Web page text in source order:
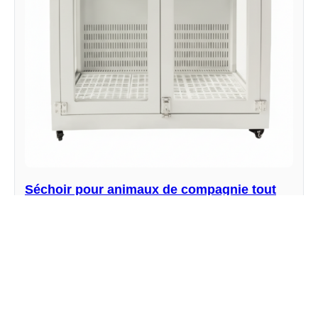
Séchoir pour animaux de compagnie tout